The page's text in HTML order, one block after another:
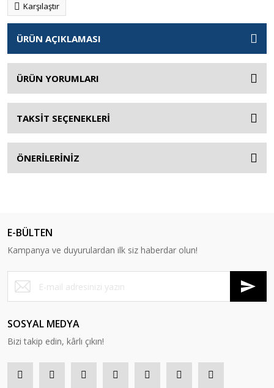
Karşılaştır
ÜRÜN AÇIKLAMASI
ÜRÜN YORUMLARI
TAKSİT SEÇENEKLERİ
ÖNERİLERİNİZ
E-BÜLTEN
Kampanya ve duyurulardan ilk siz haberdar olun!
SOSYAL MEDYA
Bizi takip edin, kârlı çıkın!